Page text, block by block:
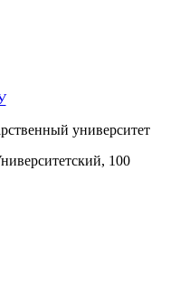
университет
100